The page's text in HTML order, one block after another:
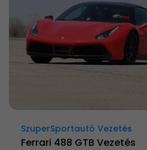
SzuperSportautó Vezetés
Ferrari 488 GTB Vezetés